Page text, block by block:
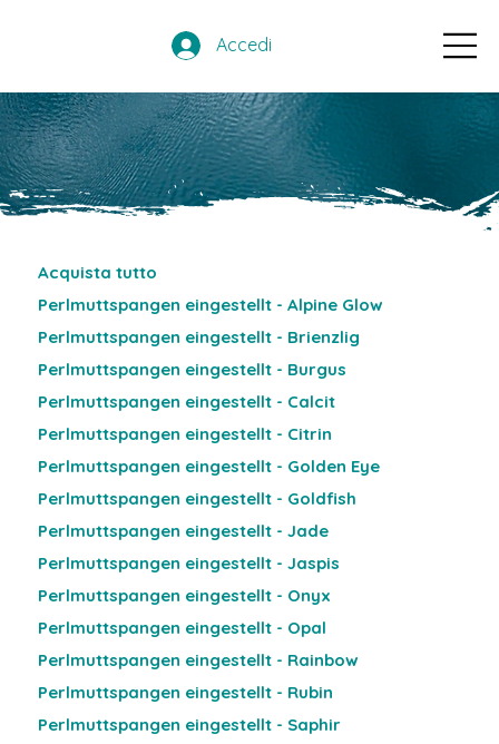
Accedi
Acquista tutto
Perlmuttspangen eingestellt - Alpine Glow
Perlmuttspangen eingestellt - Brienzlig
Perlmuttspangen eingestellt - Burgus
Perlmuttspangen eingestellt - Calcit
Perlmuttspangen eingestellt - Citrin
Perlmuttspangen eingestellt - Golden Eye
Perlmuttspangen eingestellt - Goldfish
Perlmuttspangen eingestellt - Jade
Perlmuttspangen eingestellt - Jaspis
Perlmuttspangen eingestellt - Onyx
Perlmuttspangen eingestellt - Opal
Perlmuttspangen eingestellt - Rainbow
Perlmuttspangen eingestellt - Rubin
Perlmuttspangen eingestellt - Saphir